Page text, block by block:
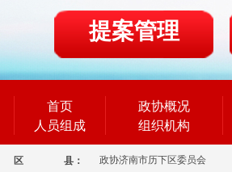
提案管理
首页
人员组成
政协概况
组织机构
区 县： 政协济南市历下区委员会